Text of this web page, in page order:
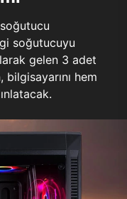
soğutucu
soğutucuyu
gelen 3 adet
bilgisayarını hem